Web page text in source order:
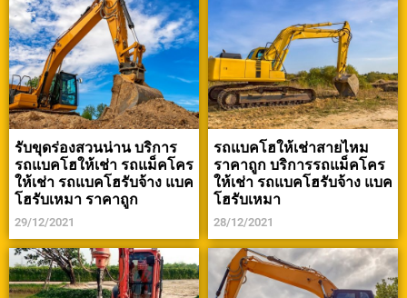
รับขุดร่องสวนน่าน บริการ
รถแบคโฮให้เช่า รถแม็คโคร
ให้เช่า รถแบคโฮรับจ้าง แบค
โฮรับเหมา ราคาถูก
29/12/2021
รถแบคโฮให้เช่าสายไหม
ราคาถูก บริการรถแม็คโคร
ให้เช่า รถแบคโฮรับจ้าง แบค
โฮรับเหมา
28/12/2021